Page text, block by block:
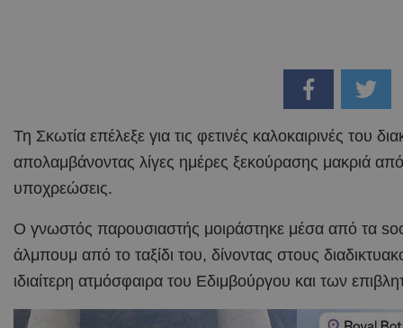
Τη Σκωτία επέλεξε για τις φετινές καλοκαιρινές του
απολαμβάνοντας λίγες ημέρες ξεκούρασης μακριά από
υποχρεώσεις.
Ο γνωστός παρουσιαστής μοιράστηκε μέσα από τα
άλμπουμ από το ταξίδι του, δίνοντας στους
ιδιαίτερη ατμόσφαιρα του Εδιμβούργου και των